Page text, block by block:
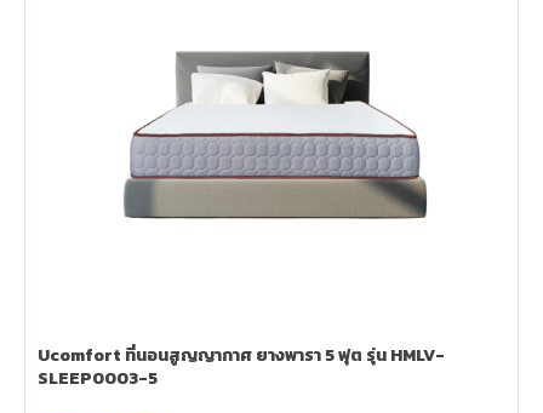
Ucomfort ที่นอนสูญญากาศ ยางพารา 5 ฟุต รุ่น HMLV-
SLEEP0003-5